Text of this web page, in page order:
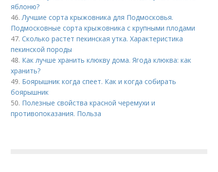
яблоню?
46. Лучшие сорта крыжовника для Подмосковья.
Подмосковные сорта крыжовника с крупными плодами
47.Сколько растет пекинская утка. Характеристика
пекинской породы
48. Как лучше хранить клюкву дома. Ягода клюква: как
хранить?
49. Боярышник когда спеет. Как и когда собирать
боярышник
50. Полезные свойства красной черемухи и
противопоказания. Польза